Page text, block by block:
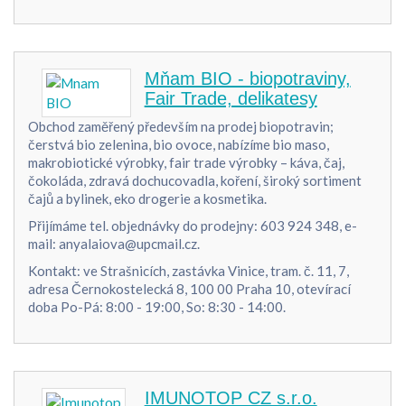
Mňam BIO - biopotraviny,
Fair Trade, delikatesy
Obchod zaměřený především na prodej biopotravin;
čerstvá bio zelenina, bio ovoce, nabízíme bio maso,
makrobiotické výrobky, fair trade výrobky – káva, čaj,
čokoláda, zdravá dochucovadla, koření, široký sortiment
čajů a bylinek, eko drogerie a kosmetika.
Přijímáme tel. objednávky do prodejny: 603 924 348, e-
mail: anyalaiova@upcmail.cz.
Kontakt: ve Strašnicích, zastávka Vinice, tram. č. 11, 7,
adresa Černokostelecká 8, 100 00 Praha 10, otevírací
doba Po-Pá: 8:00 - 19:00, So: 8:30 - 14:00.
IMUNOTOP CZ s.r.o.